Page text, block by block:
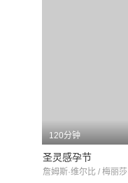
120分钟
圣灵感孕节